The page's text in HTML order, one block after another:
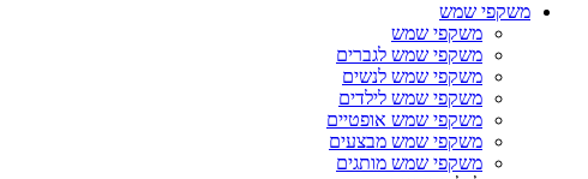
משקפי שמש
משקפי שמש
משקפי שמש לגברים
משקפי שמש לנשים
משקפי שמש לילדים
משקפי שמש אופטיים
משקפי שמש מבצעים
משקפי שמש מותגים